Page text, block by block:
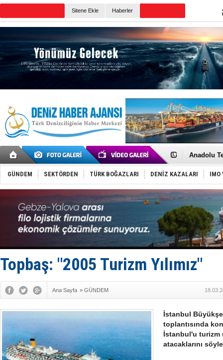
Sitene Ekle Haberler
İnsansız
Anadolu
Derince,
Tüpraş,
İTU AUV,
LNG
PROYAD,
Türkiye-
Türk
Deniz
DÖDER,
Fairline,
Runit
GÜNDEM SEKTÖRDEN TÜRK BOĞAZLARI DENİZ KAZALARI IMO
Topbaş: "2005 Turizm Yılımız"
Ana Sayfa » GÜNDEM
İstanbul
toplantısında
İstanbul'u turizm
atacaklarını